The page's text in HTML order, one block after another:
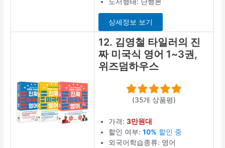
상세정보 보기
12. 김영철 타일러의 진
짜 미국식 영어 1~3권,
위즈덤하우스
(35개 상품평)
가격:3만원대
할인 여부:10% 할인 중
외국어학습종류: 영어